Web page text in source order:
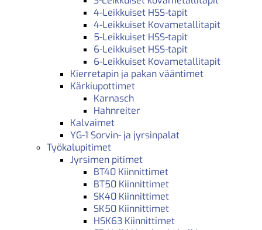
4-Leikkuiset HSS-tapit
4-Leikkuiset Kovametallitapit
5-Leikkuiset HSS-tapit
6-Leikkuiset HSS-tapit
6-Leikkuiset Kovametallitapit
Kierretapin ja pakan vääntimet
Kärkiupottimet
Karnasch
Hahnreiter
Kalvaimet
YG-1 Sorvin- ja jyrsinpalat
Työkalupitimet
Jyrsimen pitimet
BT40 Kiinnittimet
BT50 Kiinnittimet
SK40 Kiinnittimet
SK50 Kiinnittimet
HSK63 Kiinnittimet